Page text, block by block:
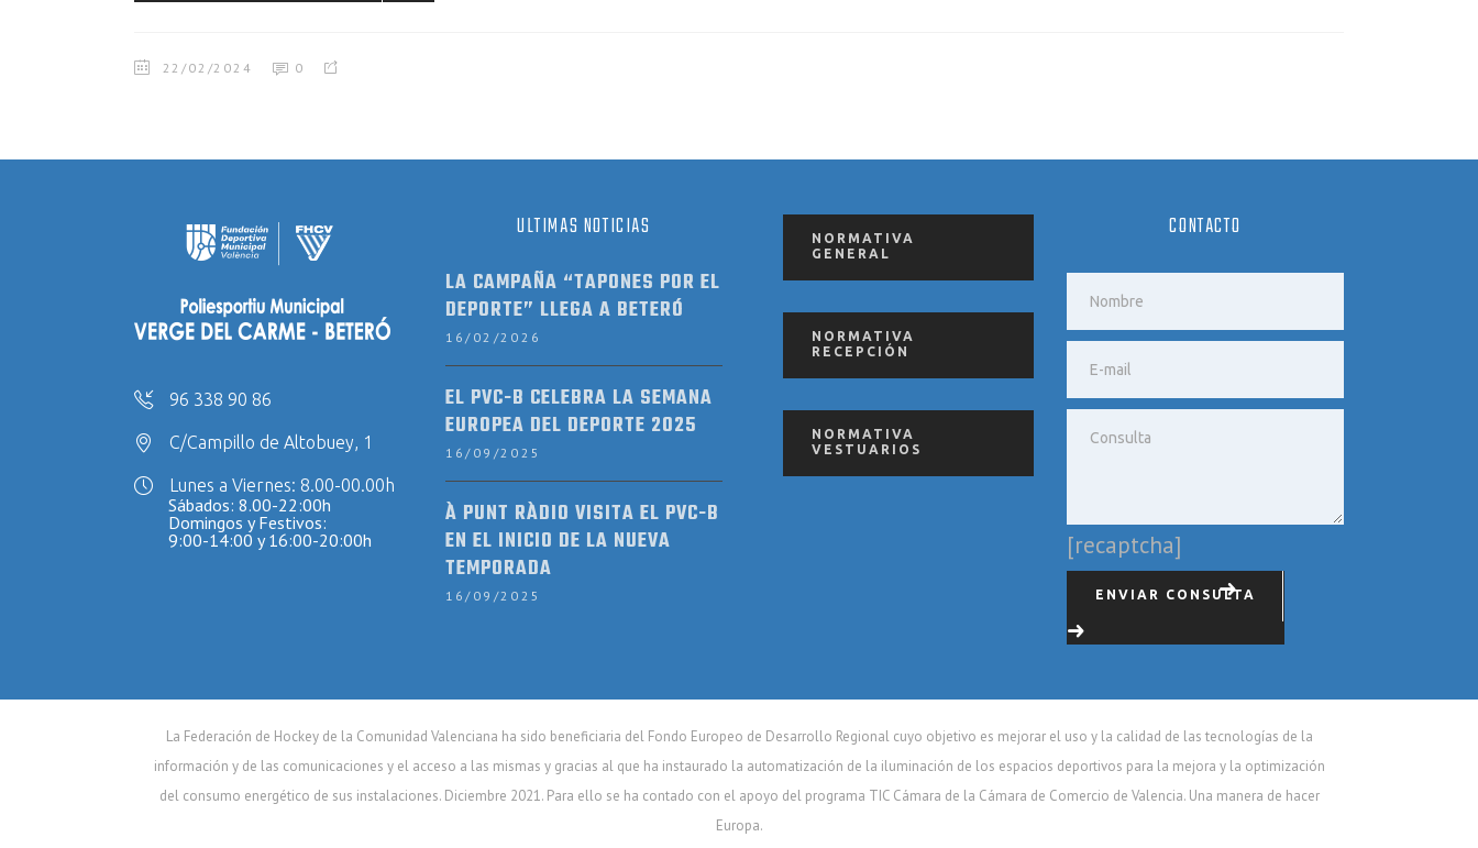
22/02/2024 0
96 338 90 86
C/Campillo de Altobuey, 1
Lunes a Viernes: 8.00-00.00h
Sábados: 8.00-22:00h
Domingos y Festivos:
9:00-14:00 y 16:00-20:00h
ULTIMAS NOTICIAS
LA CAMPAÑA “TAPONES POR EL
DEPORTE” LLEGA A BETERÓ
16/02/2026
EL PVC-B CELEBRA LA SEMANA
EUROPEA DEL DEPORTE 2025
16/09/2025
À PUNT RÀDIO VISITA EL PVC-B
EN EL INICIO DE LA NUEVA
TEMPORADA
16/09/2025
NORMATIVA
GENERAL
NORMATIVA
RECEPCIÓN
NORMATIVA
VESTUARIOS
CONTACTO
[recaptcha]
ENVIAR CONSULTA
La Federación de Hockey de la Comunidad Valenciana ha sido beneficiaria del Fondo Europeo de Desarrollo Regional cuyo objetivo es mejorar el uso y la calidad de las tecnologías de la
información y de las comunicaciones y el acceso a las mismas y gracias al que ha instaurado la automatización de la iluminación de los espacios deportivos para la mejora y la optimización
del consumo energético de sus instalaciones. Diciembre 2021. Para ello se ha contado con el apoyo del programa TIC Cámara de la Cámara de Comercio de Valencia. Una manera de hacer
Europa.